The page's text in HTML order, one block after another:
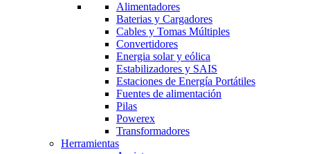
Alimentadores
Baterias y Cargadores
Cables y Tomas Múltiples
Convertidores
Energia solar y eólica
Estabilizadores y SAIS
Estaciones de Energía Portátiles
Fuentes de alimentación
Pilas
Powerex
Transformadores
Herramientas